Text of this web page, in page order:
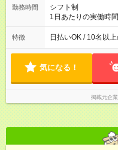
と同じです。
勤務時間
シフト制
1日あたりの実働時
(1) 10:00～19:00
いずれも実働8時間
たい」などあれば相
特徴 日払いOK / 10名以
気になる！
掲載元企